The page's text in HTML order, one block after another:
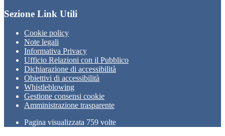
Sezione Link Utili
Cookie policy
Note legali
Informativa Privacy
Ufficio Relazioni con il Pubblico
Dichiarazione di accessibilità
Obiettivi di accessibilità
Whistleblowing
Gestione consensi cookie
Amministrazione trasparente
Pagina visualizzata 759 volte